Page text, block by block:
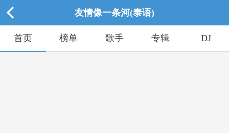
友情像一条河(泰语)
首页 榜单 歌手 专辑 DJ